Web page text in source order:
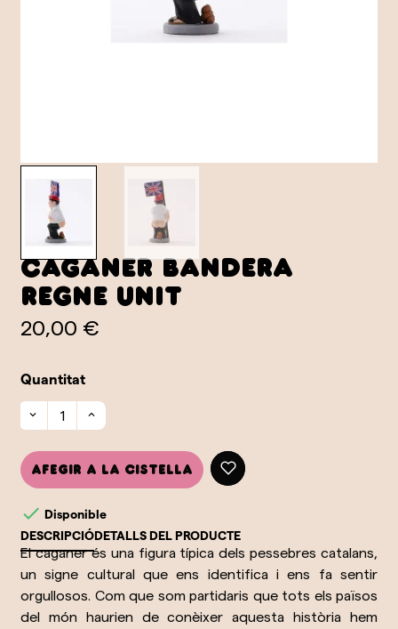
Caganer Bandera
Regne Unit
20,00 €
Quantitat
Afegir a la cistella
 Disponible
DESCRIPCIÓDETALLS DEL PRODUCTE
El caganer és una figura típica dels pessebres catalans,
un signe cultural que ens identifica i ens fa sentir
orgullosos. Com que som partidaris que tots els països
del món haurien de conèixer aquesta història hem